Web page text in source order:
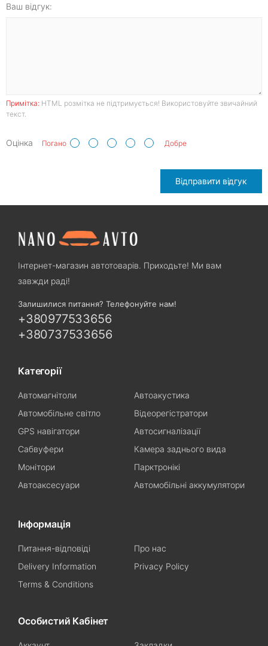
Ваш відгук:
Примітка: HTML розмітка не підтримується! Використовуйте звичайний
текст.
Оцінка Погано Добре
Відправити відгук
Інтернет-магазин автотоварів. Приходьте! Ми вам
завжди раді!
Залишилися питання? Телефонуйте нам!
+380977533656
+380737533656
Категорії
Автомагнітоли
Автоакустика
Автомобільне світло
Відеорегістратори
GPS навігатори
Автосигналізації
Сабвуфери
Камера заднього вида
Монітори
Парктронікі
Автоаксесуари
Автомобільні аккумулятори
Інформація
Питання-відповіді
Про нас
Delivery Information
Privacy Policy
Terms & Conditions
Особистий Кабінет